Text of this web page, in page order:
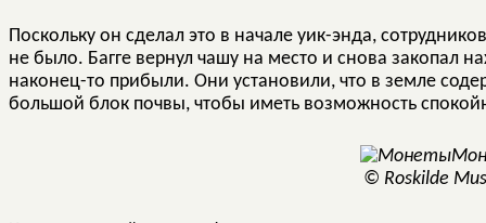
Поскольку он сделал это в начале уик-энда,
не было. Багге вернул чашу на место и снова закопал
наконец-то прибыли. Они установили, что в земле
большой блок почвы, чтобы иметь возможность
© Roskilde